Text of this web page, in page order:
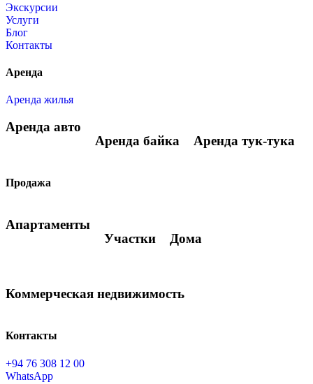
Экскурсии
Услуги
Блог
Контакты
Аренда
Аренда жилья
Аренда авто
Аренда байка
Аренда тук-тука
Продажа
Апартаменты
Участки
Дома
Коммерческая недвижимость
Контакты
+94 76 308 12 00
WhatsApp